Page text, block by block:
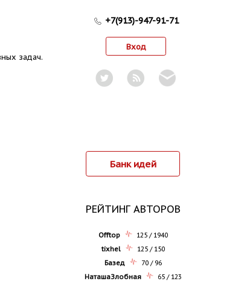
задач.
+7(913)-947-91-71
Вход
Банк идей
РЕЙТИНГ АВТОРОВ
Offtop
125 / 1940
tixhel
125 / 150
Базед
70 / 96
НаташаЗлобная
65 / 123